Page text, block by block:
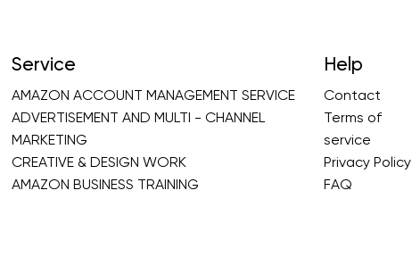
Service
AMAZON ACCOUNT MANAGEMENT SERVICE
ADVERTISEMENT AND MULTI - CHANNEL
MARKETING
CREATIVE & DESIGN WORK
AMAZON BUSINESS TRAINING
Help
Contact
Terms of
service
Privacy Policy
FAQ